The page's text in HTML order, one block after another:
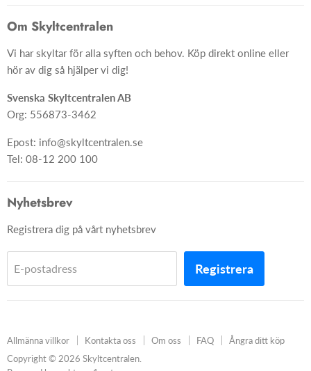
Om oss
Ångra ditt köp
Material
Skyltar
Skapa skylt från grunden
Om Skyltcentralen
Vi har skyltar för alla syften och behov. Köp direkt online eller
hör av dig så hjälper vi dig!
Svenska Skyltcentralen AB
Org: 556873-3462
Epost: info@skyltcentralen.se
Tel: 08-12 200 100
Nyhetsbrev
Registrera dig på vårt nyhetsbrev
E-postadress Registrera
Allmänna villkor Kontakta oss Om oss FAQ
Ångra ditt köp
Copyright © 2026 Skyltcentralen.